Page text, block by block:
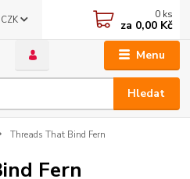
Menu
CZK
Hledat
0 ks
za 0,00 Kč
Threads That Bind Fern
Fern